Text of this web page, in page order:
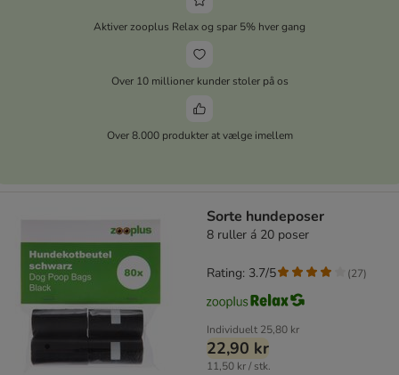
Aktiver zooplus Relax og spar 5% hver gang
Over 10 millioner kunder stoler på os
Over 8.000 produkter at vælge imellem
Sorte hundeposer
8 ruller á 20 poser
Individuelt 25,80 kr
22,90 kr
11,50 kr / stk.
Rating: 3.7/5 (27)